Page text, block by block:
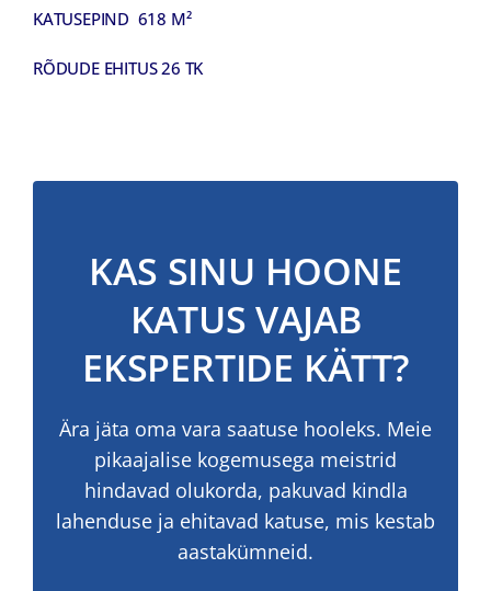
KATUSEPIND 618 M²
RÕDUDE EHITUS 26 TK
KAS SINU HOONE
KATUS VAJAB
EKSPERTIDE KÄTT?
Ära jäta oma vara saatuse hooleks. Meie
pikaajalise kogemusega meistrid
hindavad olukorda, pakuvad kindla
lahenduse ja ehitavad katuse, mis kestab
aastakümneid.